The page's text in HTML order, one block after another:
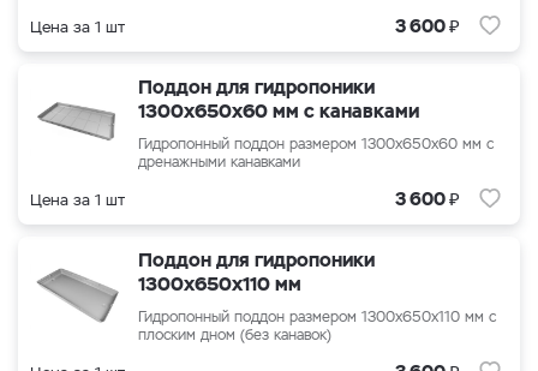
Цена за 1 шт 3 600₽
Поддон для гидропоники
1300x650x60 мм с канавками
Гидропонный поддон размером 1300x650x60 мм с
дренажными канавками
Цена за 1 шт 3 600₽
Поддон для гидропоники
1300x650x110 мм
Гидропонный поддон размером 1300x650x110 мм с
плоским дном (без канавок)